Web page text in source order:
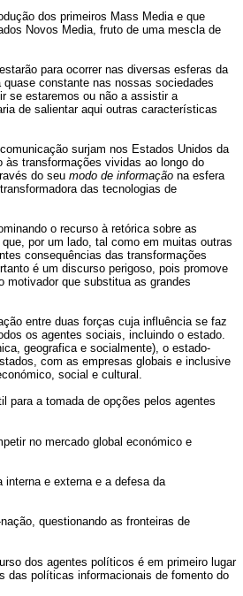
dos primeiros Mass Media e que
Novos Media, fruto de uma mescla de
para ocorrer nas diversas esferas da
constante nas nossas sociedades
se estaremos ou não a assistir a
de salientar aqui outras características
surjam nos Estados Unidos da
às transformações vividas ao longo do
do seu modo de informação na esfera
das tecnologias de
o recurso à retórica sobre as
por um lado, tal como em muitas outras
consequências das transformações
é um discurso perigoso, pois promove
motivador que substitua as grandes
entre duas forças cuja influência se faz
os agentes sociais, incluindo o estado.
geografica e socialmente), o estado-
com as empresas globais e inclusive
social e cultural.
para a tomada de opções pelos agentes
no mercado global económico e
e externa e a defesa da
questionando as fronteiras de
dos agentes políticos é em primeiro lugar
das políticas informacionais de fomento do